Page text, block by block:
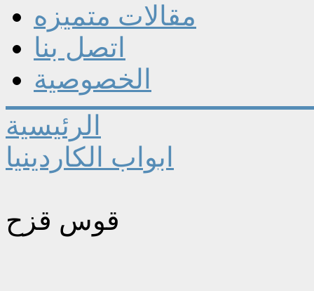
مقالات متميزه
اتصل بنا
الخصوصية
الرئيسية
ابواب الكاردينيا
قوس قزح